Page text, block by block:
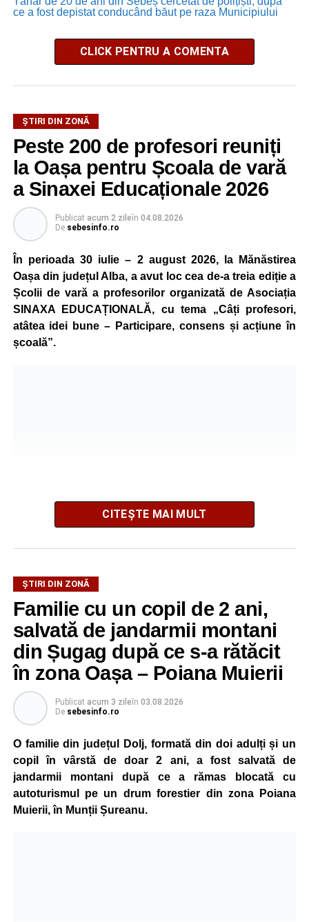
ce a fost depistat conducând băut pe raza Municipiului
CLICK PENTRU A COMENTA
ȘTIRI DIN ZONĂ
Peste 200 de profesori reuniți
la Oașa pentru Școala de vară
a Sinaxei Educaționale 2026
Publicat acum 2 zileîn 04.08.2026
De sebesinfo.ro
În perioada 30 iulie – 2 august 2026, la Mănăstirea
Oașa din județul Alba, a avut loc cea de-a treia ediție a
Școlii de vară a profesorilor organizată de Asociația
SINAXA EDUCAȚIONALĂ, cu tema „Câți profesori,
atâtea idei bune – Participare, consens și acțiune în
școală”.
La ediția din acest an au participat peste 200 de cadre
didactice din întreaga țară. Printre participanți s-au aflat
profesori debutanți, profesori cu experiență, inspectori
școlari, directori de școli, consilieri școlari, educatori și
învățători, reprezentând aproape toate disciplinele din
sistemul de învățământ.
Participare, consens și asumare în școală
Tema ediției din acest an a pornit de la convingerea că
importante resurse: experiența profesorilor. Provocarea nu
este lipsa ideilor, ci identificarea unor contexte în care
acestea să poată fi ascultate, validate și transformate în
proiecte comune.
CITEȘTE MAI MULT
ȘTIRI DIN ZONĂ
Familie cu un copil de 2 ani,
salvată de jandarmii montani
din Șugag după ce s-a rătăcit
în zona Oașa – Poiana Muierii
Publicat acum 3 zileîn 03.08.2026
De sebesinfo.ro
O familie din județul Dolj, formată din doi adulți și un
copil în vârstă de doar 2 ani, a fost salvată de
jandarmii montani după ce a rămas blocată cu
autoturismul pe un drum forestier din zona Poiana
Muierii, în Munții Șureanu.